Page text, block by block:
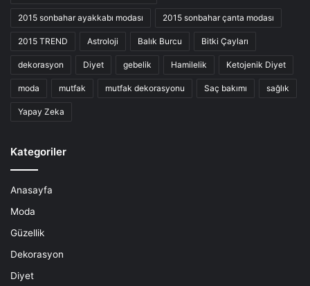
2015 sonbahar ayakkabı modası 2015 sonbahar çanta modası
2015 TREND Astroloji Balık Burcu Bitki Çayları
dekorasyon Diyet gebelik Hamilelik Ketojenik Diyet
moda mutfak mutfak dekorasyonu Saç bakımı sağlık
Yapay Zeka
Kategoriler
Anasayfa
Moda
Güzellik
Dekorasyon
Diyet